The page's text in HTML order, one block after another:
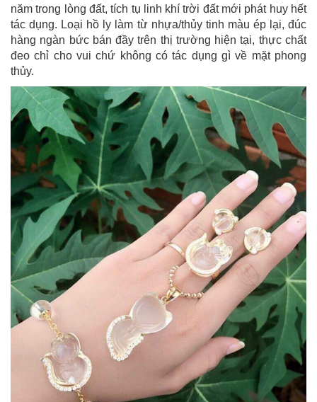
năm trong lòng đất, tích tụ linh khí trời đất mới phát huy hết
tác dụng. Loại hồ ly làm từ nhựa/thủy tinh màu ép lại, đúc
hàng ngàn bức bán đầy trên thị trường hiện tại, thực chất
đeo chỉ cho vui chứ không có tác dụng gì về mặt phong
thủy.